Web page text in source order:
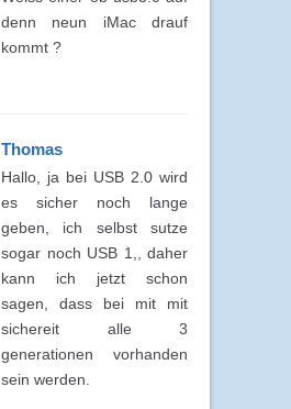
denn neun iMac drauf
kommt ?
Thomas
Hallo, ja bei USB 2.0 wird
es sicher noch lange
geben, ich selbst sutze
sogar noch USB 1,, daher
kann ich jetzt schon
sagen, dass bei mit mit
sichereit alle 3
generationen vorhanden
sein werden.